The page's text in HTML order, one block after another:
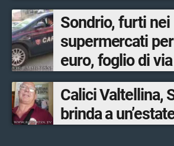
Sondrio, furti nei
supermercati
euro, foglio di
ventinovenne
Calici Valtellina,
brinda a